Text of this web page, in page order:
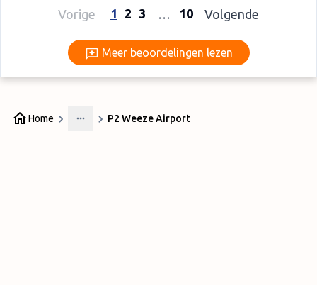
Vorige 1 2 3 … 10 Volgende
Meer beoordelingen lezen
Meer beoordelingen lezen
Home
More
P2 Weeze Airport